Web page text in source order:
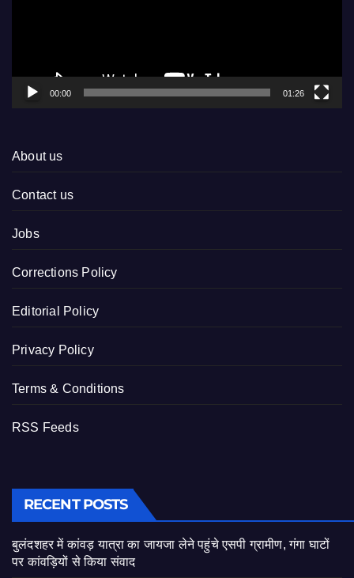
00:00 01:26
About us
Contact us
Jobs
Corrections Policy
Editorial Policy
Privacy Policy
Terms & Conditions
RSS Feeds
RECENT POSTS
बुलंदशहर में कांवड़ यात्रा का जायजा लेने पहुंचे एसपी ग्रामीण, गंगा घाटों
पर कांवड़ियों से किया संवाद